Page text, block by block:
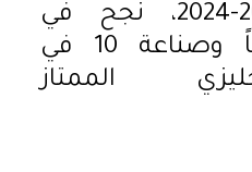
الرقمي في 2023-2024، نجح في
تسجيل 18 هدفاً وصناعة 10 في
الممتاز